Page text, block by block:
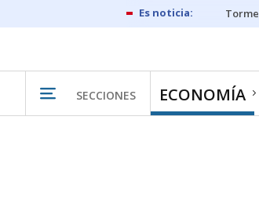
SECCIONES ECONOMÍA